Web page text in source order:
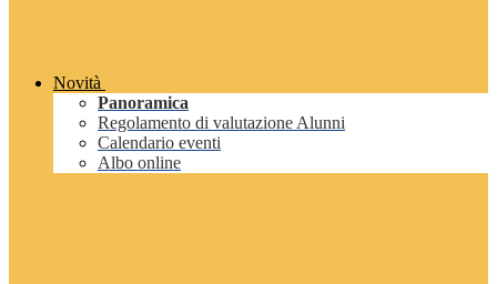
Novità
Panoramica
Regolamento di valutazione Alunni
Calendario eventi
Albo online